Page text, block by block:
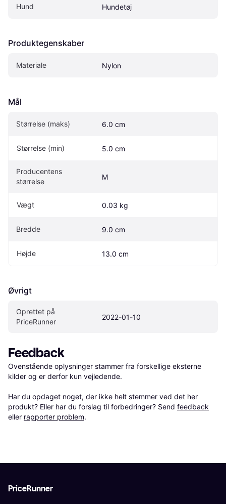
Hund Hundetøj
Produktegenskaber
Materiale Nylon
Mål
Størrelse (maks) 6.0 cm
Størrelse (min) 5.0 cm
Producentens
størrelse
M
Vægt 0.03 kg
Bredde 9.0 cm
Højde 13.0 cm
Øvrigt
Oprettet på
PriceRunner
2022-01-10
Feedback
Ovenstående oplysninger stammer fra forskellige eksterne
kilder og er derfor kun vejledende.
Har du opdaget noget, der ikke helt stemmer ved det her
produkt? Eller har du forslag til forbedringer? Send feedback
eller rapporter problem.
PriceRunner